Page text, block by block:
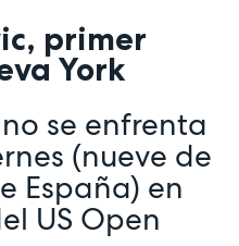
primer
York
se enfrenta
(nueve de
España) en
US Open